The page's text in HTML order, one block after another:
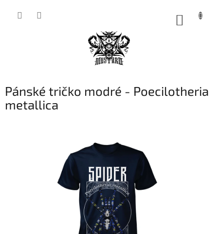
Pánské tričko modré - Poecilotheria
metallica